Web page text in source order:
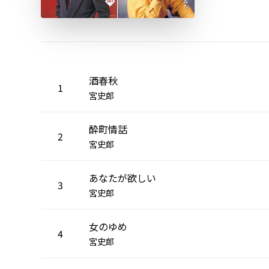
1 酒春秋
宮史郎
2 酔町情話
宮史郎
3 あなたが欲しい
宮史郎
4 女のゆめ
宮史郎